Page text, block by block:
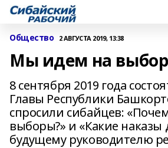
Общество 2 АВГУСТА 2019, 13:38
Мы идем на
8 сентября 2019 года
Главы Республики
спросили сибайцев:
выборы?» и «Какие наказы
будущему руководителю